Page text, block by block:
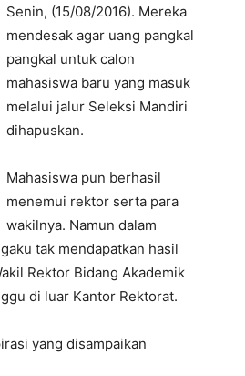
Senin, (15/08/2016). Mereka
mendesak agar uang pangkal
pangkal untuk calon
mahasiswa baru yang masuk
melalui jalur Seleksi Mandiri
dihapuskan.
Mahasiswa pun berhasil
menemui rektor serta para
wakilnya. Namun dalam
tak mendapatkan hasil
Rektor Bidang Akademik
di luar Kantor Rektorat.
yang disampaikan